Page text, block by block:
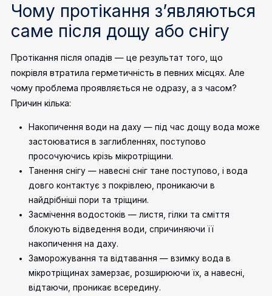
Чому протікання з’являються
саме після дощу або снігу
Протікання після опадів — це результат того, що
покрівля втратила герметичність в певних місцях. Але
чому проблема проявляється не одразу, а з часом?
Причин кілька:
Накопичення води на даху — під час дощу вода може
застоюватися в заглибленнях, поступово
просочуючись крізь мікротріщини.
Танення снігу — навесні сніг тане поступово, і вода
довго контактує з покрівлею, проникаючи в
найдрібніші пори та тріщини.
Засмічення водостоків — листя, гілки та сміття
блокують відведення води, спричиняючи її
накопичення на даху.
Заморожування та відтавання — взимку вода в
мікротріщинах замерзає, розширюючи їх, а навесні,
відтаючи, проникає всередину.